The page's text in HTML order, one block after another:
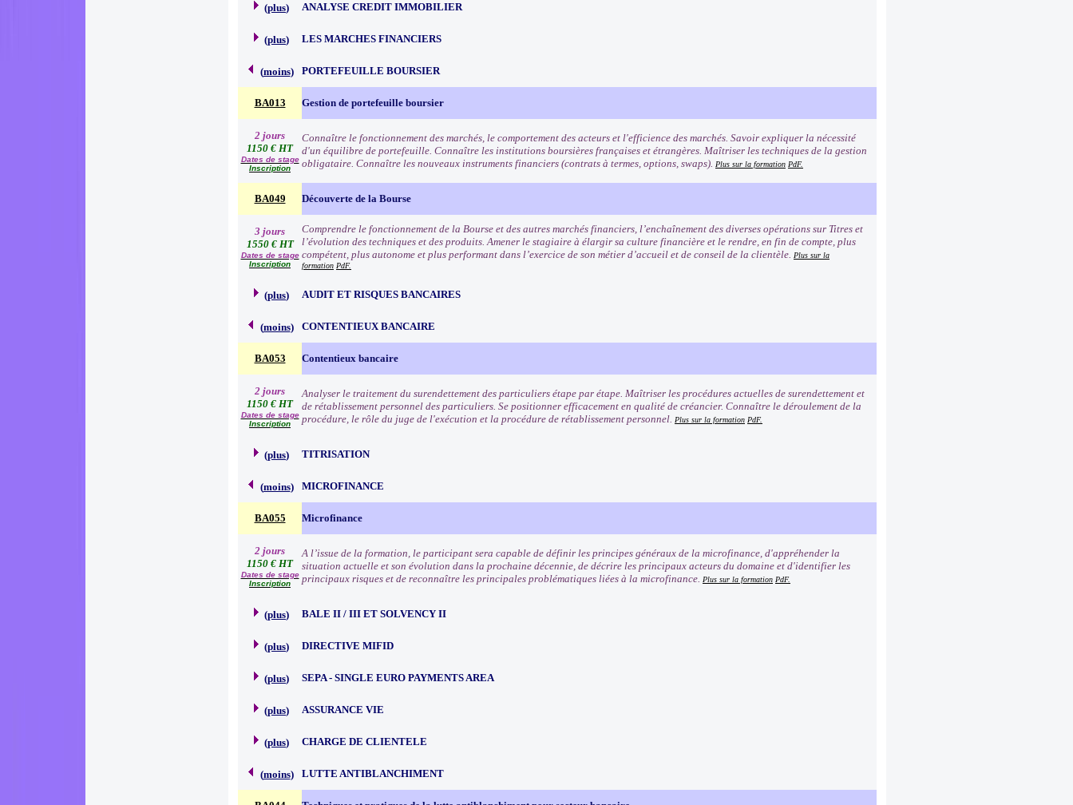
(plus) ANALYSE CREDIT IMMOBILIER
(plus) LES MARCHES FINANCIERS
(moins) PORTEFEUILLE BOURSIER
BA013 Gestion de portefeuille boursier
2 jours
1150 € HT
Dates de stage
Inscription
Connaître le fonctionnement des marchés, le comportement des acteurs et l'efficience des marchés. Savoir expliquer la nécessité
d'un équilibre de portefeuille. Connaître les institutions boursières françaises et étrangères. Maîtriser les techniques de la gestion
obligataire. Connaître les nouveaux instruments financiers (contrats à termes, options, swaps). Plus sur la formation PdF.
BA049 Découverte de la Bourse
3 jours
1550 € HT
Dates de stage
Inscription
Comprendre le fonctionnement de la Bourse et des autres marchés financiers, l’enchaînement des diverses opérations sur Titres et
l’évolution des techniques et des produits. Amener le stagiaire à élargir sa culture financière et le rendre, en fin de compte, plus
compétent, plus autonome et plus performant dans l’exercice de son métier d’accueil et de conseil de la clientèle. Plus sur la
formation PdF.
(plus) AUDIT ET RISQUES BANCAIRES
(moins) CONTENTIEUX BANCAIRE
BA053 Contentieux bancaire
2 jours
1150 € HT
Dates de stage
Inscription
Analyser le traitement du surendettement des particuliers étape par étape. Maîtriser les procédures actuelles de surendettement et
de rétablissement personnel des particuliers. Se positionner efficacement en qualité de créancier. Connaître le déroulement de la
procédure, le rôle du juge de l'exécution et la procédure de rétablissement personnel. Plus sur la formation PdF.
(plus) TITRISATION
(moins) MICROFINANCE
BA055 Microfinance
2 jours
1150 € HT
Dates de stage
Inscription
A l’issue de la formation, le participant sera capable de définir les principes généraux de la microfinance, d'appréhender la
situation actuelle et son évolution dans la prochaine décennie, de décrire les principaux acteurs du domaine et d'identifier les
principaux risques et de reconnaître les principales problématiques liées à la microfinance. Plus sur la formation PdF.
(plus) BALE II / III ET SOLVENCY II
(plus) DIRECTIVE MIFID
(plus) SEPA - SINGLE EURO PAYMENTS AREA
(plus) ASSURANCE VIE
(plus) CHARGE DE CLIENTELE
(moins) LUTTE ANTIBLANCHIMENT